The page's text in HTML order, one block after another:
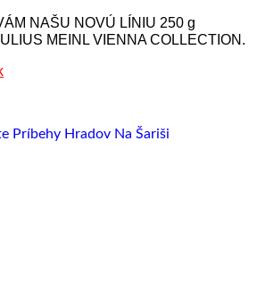
NAŠU NOVÚ LÍNIU 250 g
MEINL VIENNA COLLECTION.